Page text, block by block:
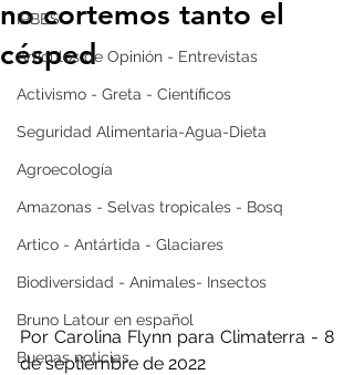
IPBES
Artículos de Opinión - Entrevistas
Activismo - Greta - Científicos
Seguridad Alimentaria-Agua-Dieta
Agroecología
Amazonas - Selvas tropicales - Bosq
Artico - Antártida - Glaciares
Biodiversidad - Animales- Insectos
Bruno Latour en español
Buenas noticias
no cortemos tanto el
césped
Por Carolina Flynn para Climaterra - 8
de septiembre de 2022